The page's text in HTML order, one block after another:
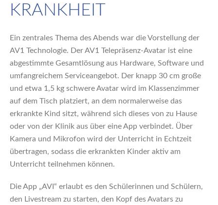
KRANKHEIT
Ein zentrales Thema des Abends war die Vorstellung der
AV1 Technologie. Der AV1 Telepräsenz-Avatar ist eine
abgestimmte Gesamtlösung aus Hardware, Software und
umfangreichem Serviceangebot. Der knapp 30 cm große
und etwa 1,5 kg schwere Avatar wird im Klassenzimmer
auf dem Tisch platziert, an dem normalerweise das
erkrankte Kind sitzt, während sich dieses von zu Hause
oder von der Klinik aus über eine App verbindet. Über
Kamera und Mikrofon wird der Unterricht in Echtzeit
übertragen, sodass die erkrankten Kinder aktiv am
Unterricht teilnehmen können.
Die App „AVI“ erlaubt es den Schülerinnen und Schülern,
den Livestream zu starten, den Kopf des Avatars zu